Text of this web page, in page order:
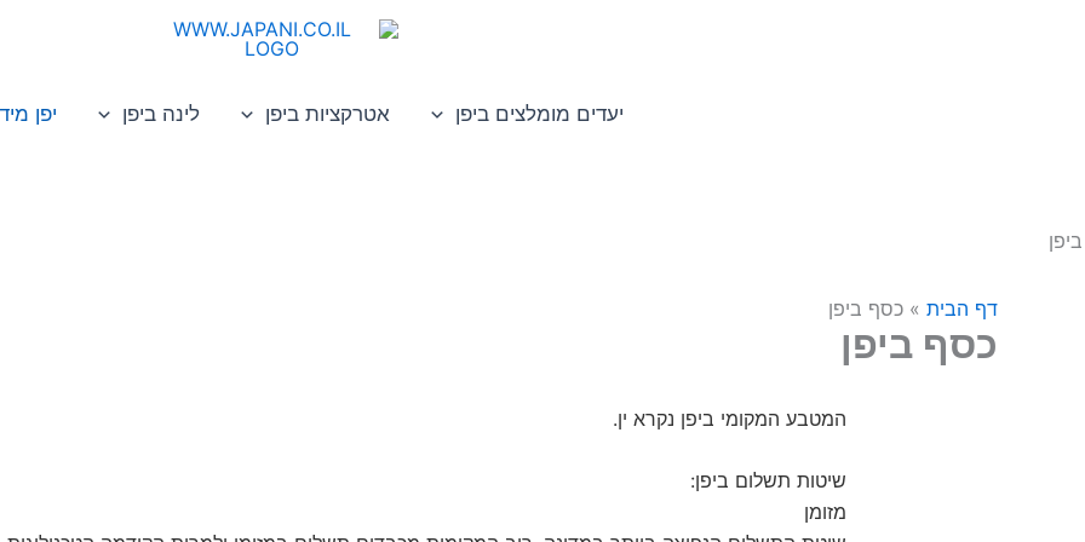
יעדים מומלצים ביפן אטרקציות ביפן לינה ביפן יפן
דף הבית » כסף ביפן
כסף ביפן
המטבע המקומי ביפן נקרא ין.
שיטות תשלום ביפן:
מזומן